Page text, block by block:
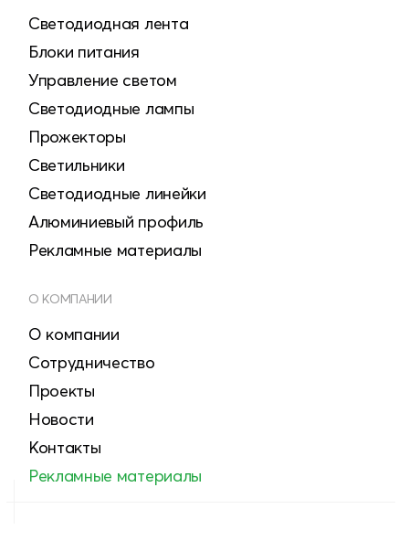
Светодиодная лента
Блоки питания
Управление светом
Светодиодные лампы
Прожекторы
Светильники
Светодиодные линейки
Алюминиевый профиль
Рекламные материалы
О КОМПАНИИ
О компании
Сотрудничество
Проекты
Новости
Контакты
Рекламные материалы